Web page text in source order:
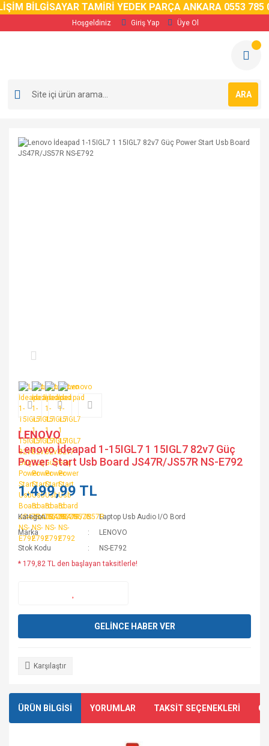
BİLGİSAYAR TAMİRİ YEDEK PARÇA ANKARA 0553 785 02
Hoşgeldiniz Giriş Yap Üye Ol
ARA
LENOVO
Lenovo İdeapad 1-15IGL7 1 15IGL7 82v7 Güç
Power Start Usb Board JS47R/JS57R NS-E792
1.499,99 TL
Kategori
Laptop Usb Audio I/O Bord
Marka
LENOVO
Stok Kodu
NS-E792
* 179,82 TL den başlayan taksitlerle!
GELİNCE HABER VER
Karşılaştır
ÜRÜN BİLGİSİ YORUMLAR TAKSİT SEÇENEKLERİ